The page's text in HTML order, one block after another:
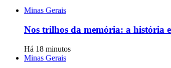
Minas Gerais
Nos trilhos da memória: a história
Há 18 minutos
Minas Gerais